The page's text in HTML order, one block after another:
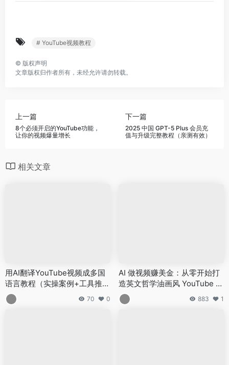
# YouTube视频教程
© 版权声明
文章版权归作者所有，未经允许请勿转载。
上一篇
8个必须开启的YouTube功能，
让你的视频爆量增长
下一篇
2025 中国 GPT-5 Plus 会员充
值与升级完整教程（亲测有效）
相关文章
用AI翻译YouTube视频成多国
语言教程（实操案例+工具推
荐）
70 0
AI 做视频赚美金：从零开始打
造英文哲学油画风 YouTube 无
露脸频道
883 1